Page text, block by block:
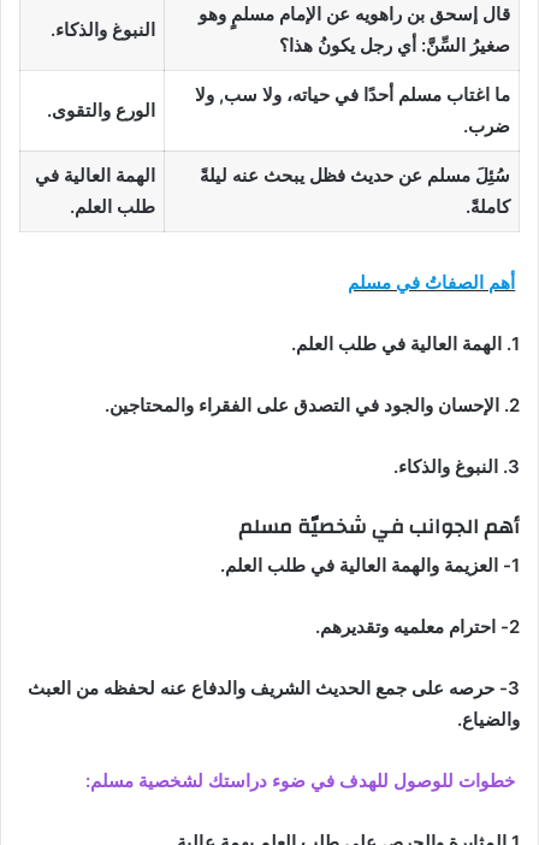
قال إسحق بن راهويه عن الإمام مسلمٍ وهو
صغيرُ السِّنَّ: أي رجل يكونُ هذا؟
النبوغ والذكاء.
ما اغتاب مسلم أحدًا في حياته، ولا سب, ولا
ضرب.
الورع والتقوى.
سُئِلَ مسلم عن حديث فظل يبحث عنه ليلةً
كاملةً.
الهمة العالية في
طلب العلم.
أهم الصفاتُ في مسلم
1. الهمة العالية في طلب العلم.
2. الإحسان والجود في التصدق على الفقراء والمحتاجين.
3. النبوغ والذكاء.
أهم الجوانب في شخصيّة مسلم
1- العزيمة والهمة العالية في طلب العلم.
2- احترام معلميه وتقديرهم.
3- حرصه على جمع الحديث الشريف والدفاع عنه لحفظه من العبث
والضياع.
خطوات للوصول للهدف في ضوء دراستك لشخصية مسلم: